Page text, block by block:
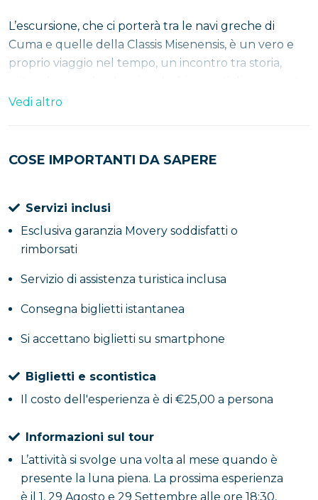
L’escursione, che ci porterà tra le navi greche di
Cuma e quelle della Classis Misenensis, è un vero e
proprio viaggio nel tempo, un incontro tra storia,
straordinario.
tra leggende e miti, il tutto illuminato dal chiarore
Vedi altro
COSE IMPORTANTI DA SAPERE
Servizi inclusi
Esclusiva garanzia Movery soddisfatti o
rimborsati
Servizio di assistenza turistica inclusa
Consegna biglietti istantanea
Si accettano biglietti su smartphone
Biglietti e scontistica
Il costo dell'esperienza è di €25,00 a persona
Informazioni sul tour
L’attività si svolge una volta al mese quando è
presente la luna piena. La prossima esperienza
è il 1, 29 Agosto e 29 Settembre alle ore 18:30,